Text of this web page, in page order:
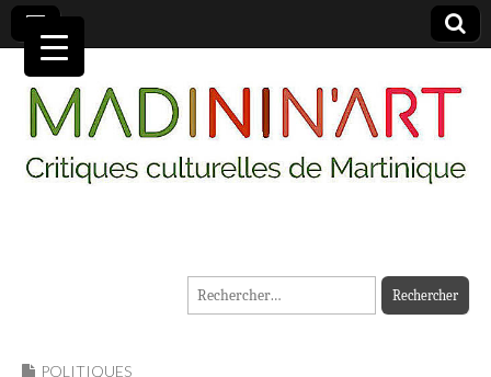
MADININ'ART
Rechercher :
POLITIQUES